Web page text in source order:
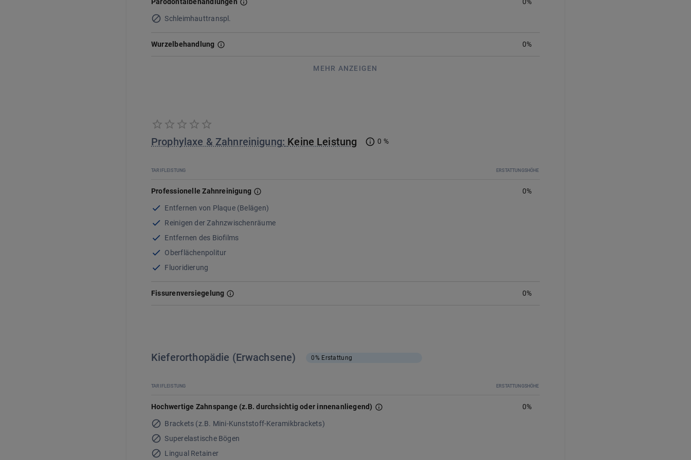
Schleimhauttranspl.
Wurzelbehandlung 0%
MEHR ANZEIGEN
Prophylaxe & Zahnreinigung: Keine Leistung 0 %
TARIFLEISTUNG ERSTATTUNGSHÖHE
Professionelle Zahnreinigung
Entfernen von Plaque (Belägen)
Reinigen der Zahnzwischenräume
Entfernen des Biofilms
Oberflächenpolitur
Fluoridierung
0%
Fissurenversiegelung 0%
Kieferorthopädie (Erwachsene) 0%Erstattung
TARIFLEISTUNG ERSTATTUNGSHÖHE
Hochwertige Zahnspange (z.B. durchsichtig oder innenanliegend)
Brackets (z.B. Mini-Kunststoff-Keramikbrackets)
Superelastische Bögen
Lingual Retainer
0%